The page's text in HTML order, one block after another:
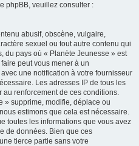
phpBB, veuillez consulter :
abusif, obscène, vulgaire,
sexuel ou tout autre contenu qui
du pays où « Planète Jeunesse » est
peut vous mener à un
une notification à votre fournisseur
Les adresses IP de tous les
renforcement de ces conditions.
» supprime, modifie, déplace ou
estimons que cela est nécessaire.
toutes les informations que vous avez
de données. Bien que ces
tierce partie sans votre